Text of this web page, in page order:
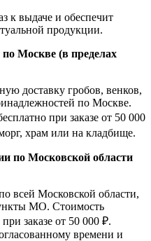
к выдаче и обеспечит
продукции.
Москве (в пределах
доставку гробов, венков,
по Москве.
при заказе от 50 000
храм или на кладбище.
по Московской области
всей Московской области,
МО. Стоимость
заказе от 50 000 ₽.
времени и